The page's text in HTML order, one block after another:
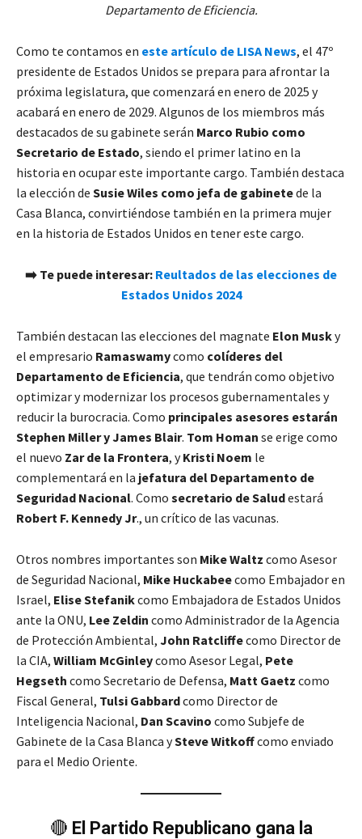
Departamento de Eficiencia.
Como te contamos en este artículo de LISA News, el 47º
presidente de Estados Unidos se prepara para afrontar la
próxima legislatura, que comenzará en enero de 2025 y
acabará en enero de 2029. Algunos de los miembros más
destacados de su gabinete serán Marco Rubio como
Secretario de Estado, siendo el primer latino en la
historia en ocupar este importante cargo. También destaca
la elección de Susie Wiles como jefa de gabinetede la
Casa Blanca, convirtiéndose también en la primera mujer
en la historia de Estados Unidos en tener este cargo.
➡️ Te puede interesar: Reultados de las elecciones de
Estados Unidos 2024
También destacan las elecciones del magnate Elon Musky
el empresario Ramaswamycomo colíderes del
Departamento de Eficiencia, que tendrán como objetivo
optimizar y modernizar los procesos gubernamentales y
reducir la burocracia. Como principales asesores estarán
Stephen Miller y James Blair. Tom Homan se erige como
el nuevo Zar de la Frontera, yKristi Noem le
complementará en la jefatura del Departamento de
Seguridad Nacional. Como secretario de Saludestará
Robert F. Kennedy Jr., un crítico de las vacunas.
Otros nombres importantes son Mike Waltz como Asesor
de Seguridad Nacional, Mike Huckabeecomo Embajador en
Israel, Elise Stefanikcomo Embajadora de Estados Unidos
ante la ONU, Lee Zeldin como Administrador de la Agencia
de Protección Ambiental, John Ratcliffecomo Director de
la CIA, William McGinleycomo Asesor Legal, Pete
Hegseth como Secretario de Defensa, Matt Gaetz como
Fiscal General, Tulsi Gabbardcomo Director de
Inteligencia Nacional, Dan Scavino como Subjefe de
Gabinete de la Casa Blanca ySteve Witkoffcomo enviado
para el Medio Oriente.
🔴 El Partido Republicano gana la